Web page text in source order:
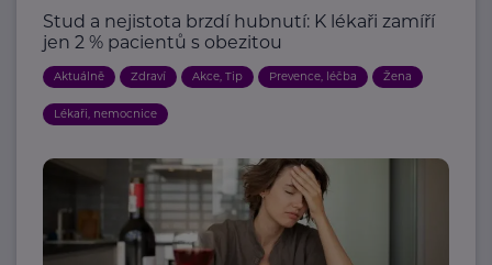
Stud a nejistota brzdí hubnutí: K lékaři zamíří
jen 2 % pacientů s obezitou
Aktuálně Zdraví Akce, Tip Prevence, léčba Žena
Lékaři, nemocnice